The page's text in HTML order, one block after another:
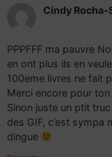
Cindy
PPPFFF ma pauvre
en ont plus ils en
100eme livres ne fait
Merci encore pour
Sinon juste un ptit
des GIF, c’est
dingue